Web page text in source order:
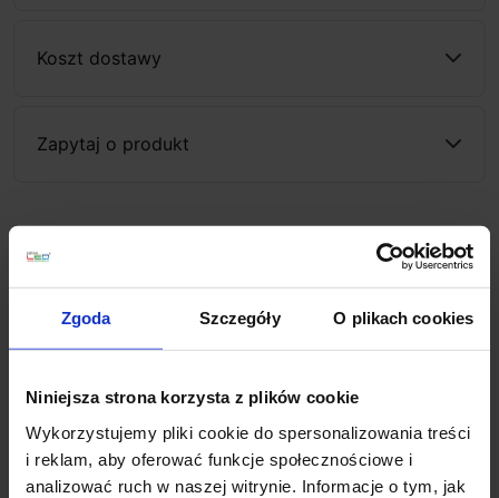
Zgoda Szczegóły O plikach cookies
Niniejsza strona korzysta z plików cookie
Wykorzystujemy pliki cookie do spersonalizowania treści
i reklam, aby oferować funkcje społecznościowe i
analizować ruch w naszej witrynie. Informacje o tym, jak
Koszt dostawy
Zapytaj o produkt
Opis
SLV OCULUS CW 1004664/5 reflektor sufitowo-
ścienny LED z możliwością obracania i wychylania.
diodą LED o mocy 10,5W. Klosz o średnicy 9cm, 2
kolory do wyboru: biały lub czarny, charakteryzuje się
także możliwością ściemniania i jednoczesnej zmiany
barwy światła w zakresie 2000K-3000K (Dim to warm).